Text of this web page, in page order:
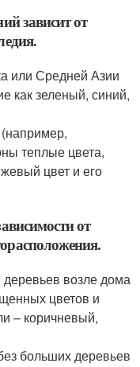
зависит от
или Средней Азии
как зеленый, синий,
теплые цвета,
цвет и его
от
возле дома
цветов и
– коричневый,
больших деревьев